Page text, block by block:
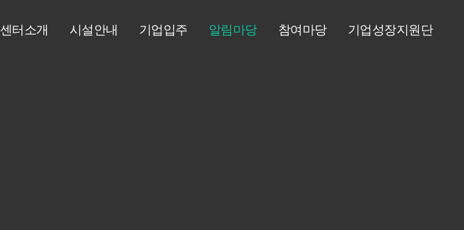
센터소개 시설안내 기업입주 알림마당 참여마당 기업성장지원단